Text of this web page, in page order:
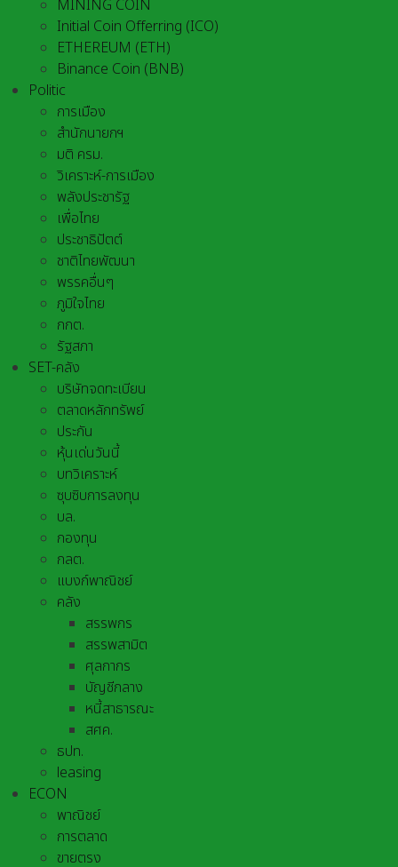
MINING COIN
Initial Coin Offerring (ICO)
ETHEREUM (ETH)
Binance Coin (BNB)
Politic
การเมือง
สำนักนายกฯ
มติ ครม.
วิเคราะห์-การเมือง
พลังประชารัฐ
เพื่อไทย
ประชาธิปัตต์
ชาติไทยพัฒนา
พรรคอื่นๆ
ภูมิใจไทย
กกต.
รัฐสภา
SET-คลัง
บริษัทจดทะเบียน
ตลาดหลักทรัพย์
ประกัน
หุ้นเด่นวันนี้
บทวิเคราะห์
ซุบซิบการลงทุน
บล.
กองทุน
กลต.
แบงก์พาณิชย์
คลัง
สรรพกร
สรรพสามิต
ศุลกากร
บัญชีกลาง
หนี้สาธารณะ
สศค.
ธปท.
leasing
ECON
พาณิชย์
การตลาด
ขายตรง